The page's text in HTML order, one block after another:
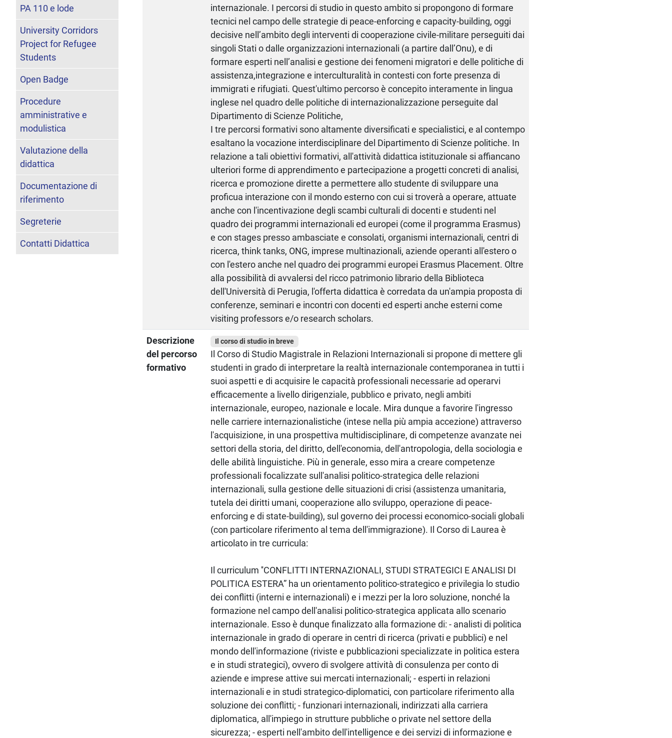
internazionale. I percorsi di studio in questo ambito si propongono di formare
tecnici nel campo delle strategie di peace-enforcing e capacity-building, oggi
decisive nell’ambito degli interventi di cooperazione civile-militare perseguiti dai
singoli Stati o dalle organizzazioni internazionali (a partire dall’Onu), e di
formare esperti nell’analisi e gestione dei fenomeni migratori e delle politiche di
assistenza,integrazione e interculturalità in contesti con forte presenza di
immigrati e rifugiati. Quest'ultimo percorso è concepito interamente in lingua
inglese nel quadro delle politiche di internazionalizzazione perseguite dal
Dipartimento di Scienze Politiche,
I tre percorsi formativi sono altamente diversificati e specialistici, e al contempo
esaltano la vocazione interdisciplinare del Dipartimento di Scienze politiche. In
relazione a tali obiettivi formativi, all'attività didattica istituzionale si affiancano
ulteriori forme di apprendimento e partecipazione a progetti concreti di analisi,
ricerca e promozione dirette a permettere allo studente di sviluppare una
proficua interazione con il mondo esterno con cui si troverà a operare, attuate
anche con l'incentivazione degli scambi culturali di docenti e studenti nel
quadro dei programmi internazionali ed europei (come il programma Erasmus)
e con stages presso ambasciate e consolati, organismi internazionali, centri di
ricerca, think tanks, ONG, imprese multinazionali, aziende operanti all'estero o
con l'estero anche nel quadro dei programmi europei Erasmus Placement. Oltre
alla possibilità di avvalersi del ricco patrimonio librario della Biblioteca
dell'Università di Perugia, l'offerta didattica è corredata da un'ampia proposta di
conferenze, seminari e incontri con docenti ed esperti anche esterni come
visiting professors e/o research scholars.
Descrizione
del percorso
formativo
Il corso di studio in breve
Il Corso di Studio Magistrale in Relazioni Internazionali si propone di mettere gli
studenti in grado di interpretare la realtà internazionale contemporanea in tutti i
suoi aspetti e di acquisire le capacità professionali necessarie ad operarvi
efficacemente a livello dirigenziale, pubblico e privato, negli ambiti
internazionale, europeo, nazionale e locale. Mira dunque a favorire l'ingresso
nelle carriere internazionalistiche (intese nella più ampia accezione) attraverso
l'acquisizione, in una prospettiva multidisciplinare, di competenze avanzate nei
settori della storia, del diritto, dell'economia, dell'antropologia, della sociologia e
delle abilità linguistiche. Più in generale, esso mira a creare competenze
professionali focalizzate sull'analisi politico-strategica delle relazioni
internazionali, sulla gestione delle situazioni di crisi (assistenza umanitaria,
tutela dei diritti umani, cooperazione allo sviluppo, operazione di peace-
enforcing e di state-building), sul governo dei processi economico-sociali globali
(con particolare riferimento al tema dell'immigrazione). Il Corso di Laurea è
articolato in tre curricula:
Il curriculum ''CONFLITTI INTERNAZIONALI, STUDI STRATEGICI E ANALISI DI
POLITICA ESTERA” ha un orientamento politico-strategico e privilegia lo studio
dei conflitti (interni e internazionali) e i mezzi per la loro soluzione, nonché la
formazione nel campo dell'analisi politico-strategica applicata allo scenario
internazionale. Esso è dunque finalizzato alla formazione di: - analisti di politica
internazionale in grado di operare in centri di ricerca (privati e pubblici) e nel
mondo dell'informazione (riviste e pubblicazioni specializzate in politica estera
e in studi strategici), ovvero di svolgere attività di consulenza per conto di
aziende e imprese attive sui mercati internazionali; - esperti in relazioni
internazionali e in studi strategico-diplomatici, con particolare riferimento alla
soluzione dei conflitti; - funzionari internazionali, indirizzati alla carriera
diplomatica, all'impiego in strutture pubbliche o private nel settore della
sicurezza; - esperti nell'ambito dell'intelligence e dei servizi di informazione e
PA 110 e lode
University Corridors
Project for Refugee
Students
Open Badge
Procedure
amministrative e
modulistica
Valutazione della
didattica
Documentazione di
riferimento
Segreterie
Contatti Didattica